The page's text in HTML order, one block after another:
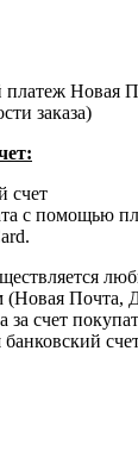
Новая
заказа)
счет
с помощью
(Новая Почта,
за счет